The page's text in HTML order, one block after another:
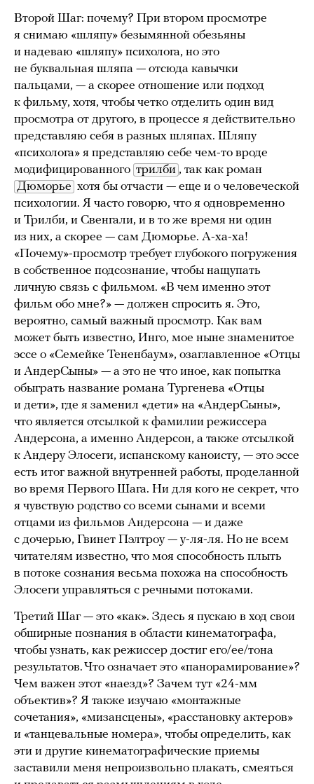
Второй Шаг: почему? При втором просмотре
я снимаю «шляпу» безымянной обезьяны
и надеваю «шляпу» психолога, но это
не буквальная шляпа — отсюда кавычки
пальцами, — а скорее отношение или подход
к фильму, хотя, чтобы четко отделить один вид
просмотра от другого, в процессе я действительно
представляю себя в разных шляпах. Шляпу
«психолога» я представляю себе чем-то вроде
модифицированного трилби , так как роман
Дюморье хотя бы отчасти — еще и о человеческой
психологии. Я часто говорю, что я одновременно
и Трилби, и Свенгали, и в то же время ни один
из них, а скорее — сам Дюморье. А-ха-ха!
«Почему»-просмотр требует глубокого погружения
в собственное подсознание, чтобы нащупать
личную связь с фильмом. «В чем именно этот
фильм обо мне?» — должен спросить я. Это,
вероятно, самый важный просмотр. Как вам
может быть известно, Инго, мое ныне знаменитое
эссе о «Семейке Тененбаум», озаглавленное «Отцы
и АндерСыны» — а это не что иное, как попытка
обыграть название романа Тургенева «Отцы
и дети», где я заменил «дети» на «АндерСыны»,
что является отсылкой к фамилии режиссера
Андерсона, а именно Андерсон, а также отсылкой
к Андеру Элосеги, испанскому каноисту, — это эссе
есть итог важной внутренней работы, проделанной
во время Первого Шага. Ни для кого не секрет, что
я чувствую родство со всеми сынами и всеми
отцами из фильмов Андерсона — и даже
с дочерью, Гвинет Пэлтроу — у-ля-ля. Но не всем
читателям известно, что моя способность плыть
в потоке сознания весьма похожа на способность
Элосеги управляться с речными потоками.
Третий Шаг — это «как». Здесь я пускаю в ход свои
обширные познания в области кинематографа,
чтобы узнать, как режиссер достиг его/ее/тона
результатов. Что означает это «панорамирование»?
Чем важен этот «наезд»? Зачем тут «24-мм
объектив»? Я также изучаю «монтажные
сочетания», «мизансцены», «расстановку актеров»
и «танцевальные номера», чтобы определить, как
эти и другие кинематографические приемы
заставили меня непроизвольно плакать, смеяться